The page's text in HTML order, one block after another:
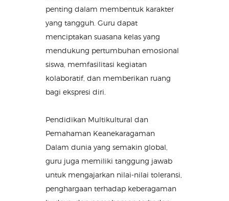
penting dalam membentuk karakter
yang tangguh. Guru dapat
menciptakan suasana kelas yang
mendukung pertumbuhan emosional
siswa, memfasilitasi kegiatan
kolaboratif, dan memberikan ruang
bagi ekspresi diri.
Pendidikan Multikultural dan
Pemahaman Keanekaragaman
Dalam dunia yang semakin global,
guru juga memiliki tanggung jawab
untuk mengajarkan nilai-nilai toleransi,
penghargaan terhadap keberagaman